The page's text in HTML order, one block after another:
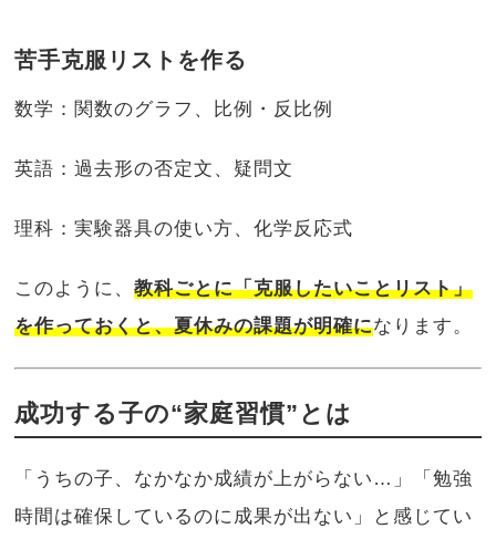
苦手克服リストを作る
数学：関数のグラフ、比例・反比例
英語：過去形の否定文、疑問文
理科：実験器具の使い方、化学反応式
このように、教科ごとに「克服したいことリスト」
を作っておくと、夏休みの課題が明確になります。
成功する子の“家庭習慣”とは
「うちの子、なかなか成績が上がらない…」「勉強
時間は確保しているのに成果が出ない」と感じてい